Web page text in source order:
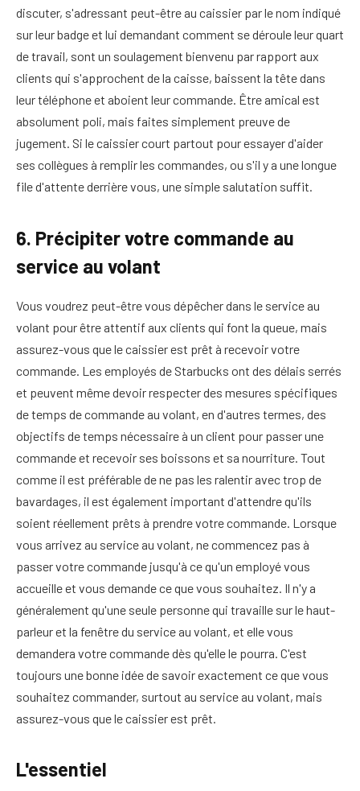
discuter, s'adressant peut-être au caissier par le nom indiqué
sur leur badge et lui demandant comment se déroule leur quart
de travail, sont un soulagement bienvenu par rapport aux
clients qui s'approchent de la caisse, baissent la tête dans
leur téléphone et aboient leur commande. Être amical est
absolument poli, mais faites simplement preuve de
jugement. Si le caissier court partout pour essayer d'aider
ses collègues à remplir les commandes, ou s'il y a une longue
file d'attente derrière vous, une simple salutation suffit.
6. Précipiter votre commande au
service au volant
Vous voudrez peut-être vous dépêcher dans le service au
volant pour être attentif aux clients qui font la queue, mais
assurez-vous que le caissier est prêt à recevoir votre
commande. Les employés de Starbucks ont des délais serrés
et peuvent même devoir respecter des mesures spécifiques
de temps de commande au volant, en d'autres termes, des
objectifs de temps nécessaire à un client pour passer une
commande et recevoir ses boissons et sa nourriture. Tout
comme il est préférable de ne pas les ralentir avec trop de
bavardages, il est également important d'attendre qu'ils
soient réellement prêts à prendre votre commande. Lorsque
vous arrivez au service au volant, ne commencez pas à
passer votre commande jusqu'à ce qu'un employé vous
accueille et vous demande ce que vous souhaitez. Il n'y a
généralement qu'une seule personne qui travaille sur le haut-
parleur et la fenêtre du service au volant, et elle vous
demandera votre commande dès qu'elle le pourra. C'est
toujours une bonne idée de savoir exactement ce que vous
souhaitez commander, surtout au service au volant, mais
assurez-vous que le caissier est prêt.
L'essentiel